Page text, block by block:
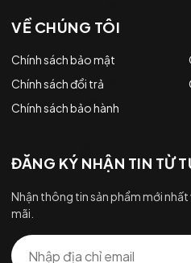
VỀ CHÚNG TÔI
Chính sách bảo mật
Chính sách đổi trả
Chính sách bảo hành
ĐĂNG KÝ NHẬN TIN TỪ
Nhận thông tin sản phẩm mới
mãi.